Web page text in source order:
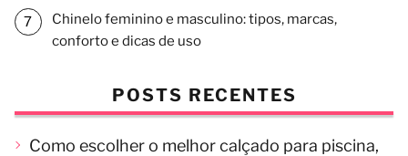
Chinelo feminino e masculino: tipos, marcas,
conforto e dicas de uso
POSTS RECENTES
Como escolher o melhor calçado para piscina,